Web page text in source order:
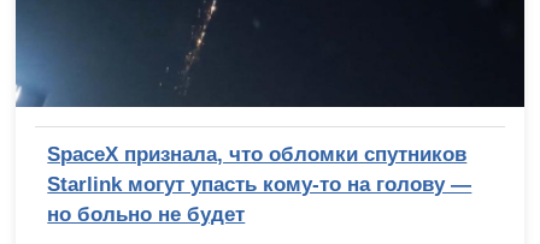
SpaceX признала, что обломки спутников
Starlink могут упасть кому-то на голову —
но больно не будет